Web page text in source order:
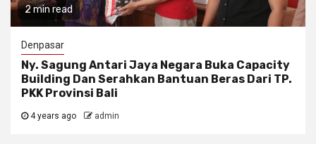
2 min read
Denpasar
Ny. Sagung Antari Jaya Negara Buka Capacity
Building Dan Serahkan Bantuan Beras Dari TP.
PKK Provinsi Bali
4 years ago admin